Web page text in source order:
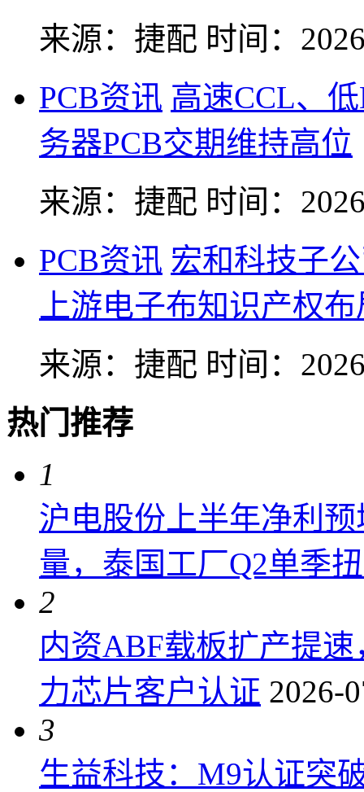
来源：捷配 时间：
PCB资讯 高速CCL、
务器PCB交期维持高位
来源：捷配 时间：
PCB资讯 宏和科技子
上游电子布知识产权
来源：捷配 时间：
热门推荐
1
沪电股份上半年净利
量，泰国工厂Q2单季
2
内资ABF载板扩产提
力芯片客户认证 2026-
3
生益科技：M9认证突